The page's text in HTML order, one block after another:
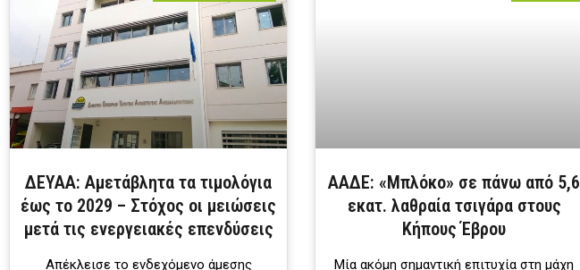
ΔΕΥΑΑ: Αμετάβλητα τα τιμολόγια
έως το 2029 – Στόχος οι μειώσεις
μετά τις ενεργειακές επενδύσεις
Aπέκλεισε το ενδεχόμενο άμεσης
ΑΑΔΕ: «Μπλόκο» σε πάνω από 5,6
εκατ. λαθραία τσιγάρα στους
Κήπους Έβρου
Μία ακόμη σημαντική επιτυχία στη μάχη